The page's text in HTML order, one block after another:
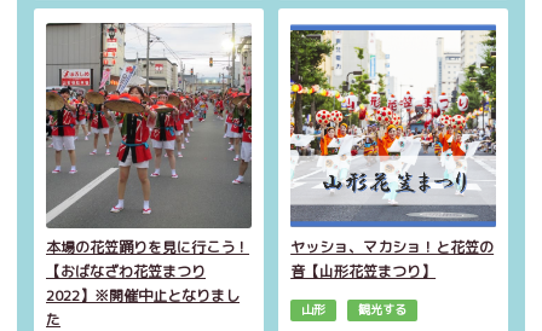
本場の花笠踊りを見に行こう！
【おばなざわ花笠まつり
2022】※開催中止となりまし
た
ヤッショ、マカショ！と花笠の
音【山形花笠まつり】
山形 観光する